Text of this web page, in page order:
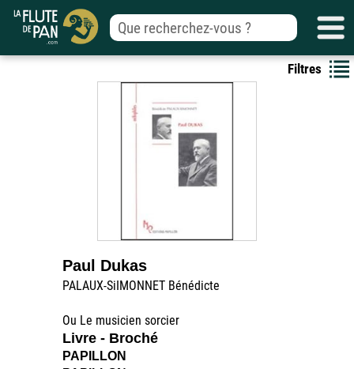
Filtres
Paul Dukas
PALAUX-SiIMONNET Bénédicte
Ou Le musicien sorcier
Livre - Broché
PAPILLON